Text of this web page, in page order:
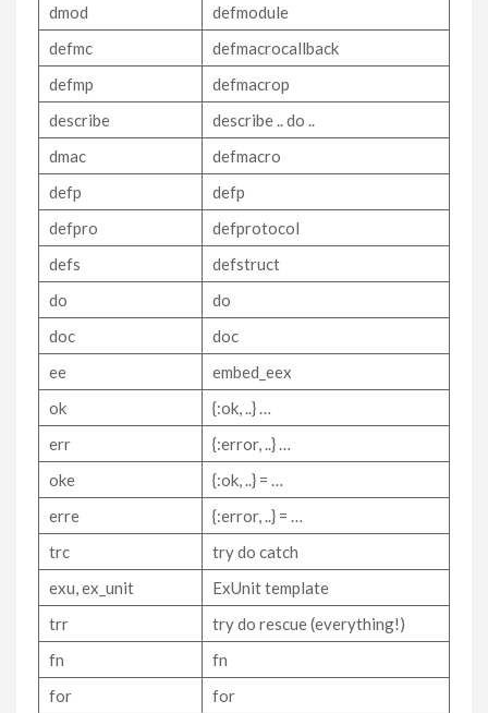
dmod
defmodule
defmc
defmacrocallback
defmp
defmacrop
describe
describe .. do ..
dmac
defmacro
defp
defp
defpro
defprotocol
defs
defstruct
do
do
doc
doc
ee
embed_eex
ok
{:ok, ..} …
err
{:error, ..} …
oke
{:ok, ..} = …
erre
{:error, ..} = …
trc
try do catch
exu, ex_unit
ExUnit template
trr
try do rescue (everything!)
fn
fn
for
for